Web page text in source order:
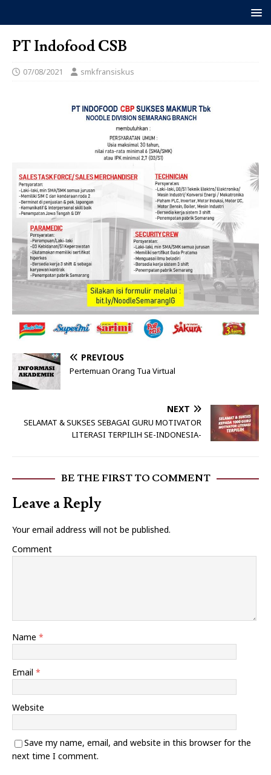
PT Indofood CSB
07/08/2021 smkfransiskus
PREVIOUS
Pertemuan Orang Tua Virtual
NEXT
SELAMAT & SUKSES SEBAGAI GURU MOTIVATOR
LITERASI TERPILIH SE-INDONESIA-
BE THE FIRST TO COMMENT
Leave a Reply
Your email address will not be published.
Comment
Name *
Email *
Website
Save my name, email, and website in this browser for the
next time I comment.